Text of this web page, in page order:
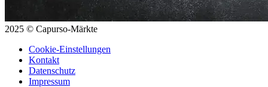
2025 © Capurso-Märkte
Cookie-Einstellungen
Kontakt
Datenschutz
Impressum